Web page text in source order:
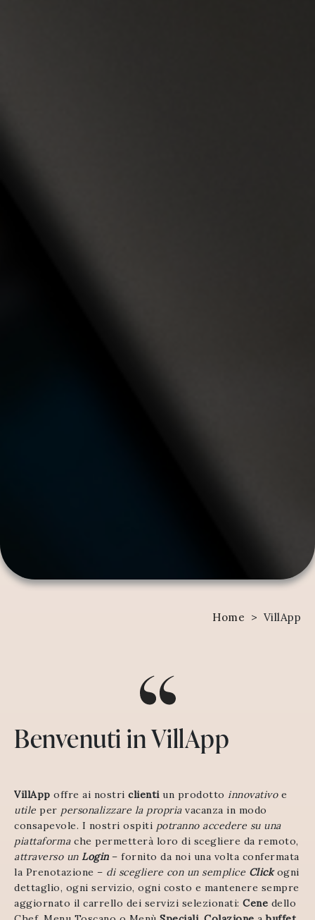
Home > VillApp
Benvenuti in VillApp
VillApp offre ai nostri clienti un prodotto innovativo e
utile per personalizzare la propria vacanza in modo
consapevole. I nostri ospiti potranno accedere suuna
piattaforma che permetterà loro di scegliere da remoto,
attraversoun Login– fornito da noi una volta confermata
la Prenotazione – di scegliere con un semplice Clickogni
dettaglio, ogni servizio, ogni costo e mantenere sempre
aggiornato il carrello dei servizi selezionati: Cene dello